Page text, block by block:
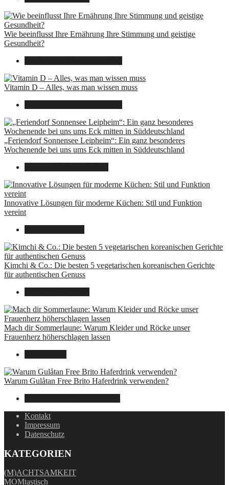
Wie beeinflusst Ihre Ernährung Ihre Stimmung und geistige
Gesundheit?
Vitamin D – Alles, was man wissen muss
„Feriendorf Sonnensee Leipheim“: Ein ganz besonderes
Wochenende bei uns ums Eck mitten in Süddeutschland
Innovative Lösungen für moderne Küchen: Stil und Funktion
vereint
Kimchi & Co.: Die besten 5 vegetarischen koreanischen Gerichte
für authentischen Genuss
Mach dir Sommerlaune: Warum Kleider und Röcke unser
Frauenherz höherschlagen lassen
Warum Gulåtan Free Brito Haferdrink verwenden?
Kontakt
Impressum
Datenschutz
KATEGORIEN
(M)ACHTSAMKEIT
MOMtastisch